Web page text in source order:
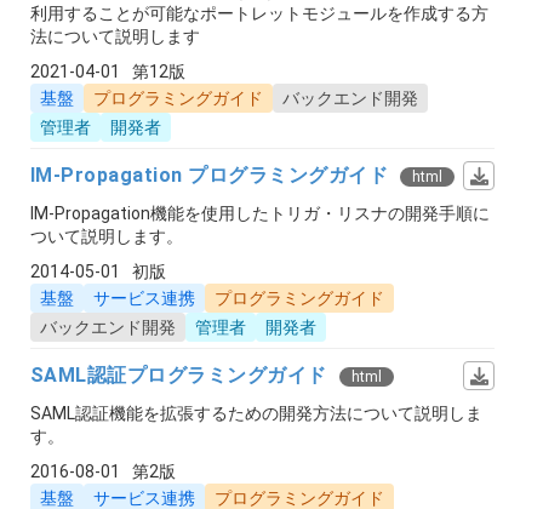
利用することが可能なポートレットモジュールを作成する方
法について説明します
2021-04-01
第12版
基盤
プログラミングガイド
バックエンド開発
管理者
開発者
IM-Propagation プログラミングガイド html
IM-Propagation機能を使用したトリガ・リスナの開発手順に
ついて説明します。
2014-05-01
初版
基盤
サービス連携
プログラミングガイド
バックエンド開発
管理者 開発者
SAML認証プログラミングガイド html
SAML認証機能を拡張するための開発方法について説明しま
す。
2016-08-01
第2版
基盤
サービス連携
プログラミングガイド